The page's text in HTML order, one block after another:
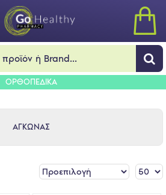
ΟΡΘΟΠΕΔΙΚΑ
ΑΓΚΩΝΑΣ